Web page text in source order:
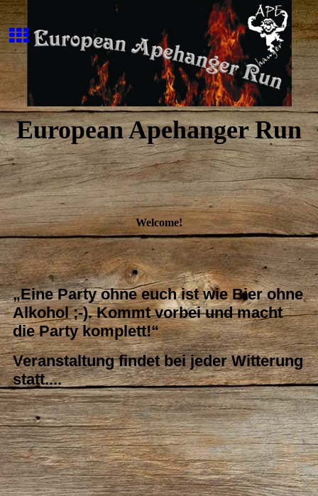
European Apehanger Run
Welcome!
„Eine Party ohne euch ist wie Bier ohne
Alkohol ;-). Kommt vorbei und macht
die Party komplett!“
Veranstaltung findet bei jeder Witterung
statt....